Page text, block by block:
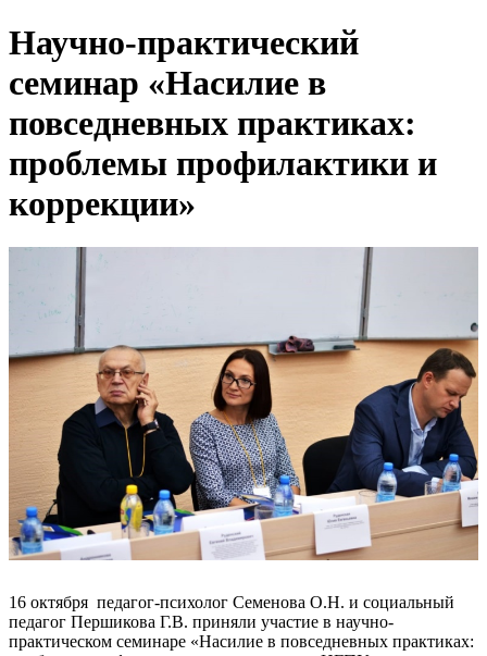
Научно-практический
семинар «Насилие в
повседневных практиках:
проблемы профилактики и
коррекции»
16 октября педагог-психолог Семенова О.Н. и социальный
педагог Першикова Г.В. приняли участие в научно-
практическом семинаре «Насилие в повседневных практиках: